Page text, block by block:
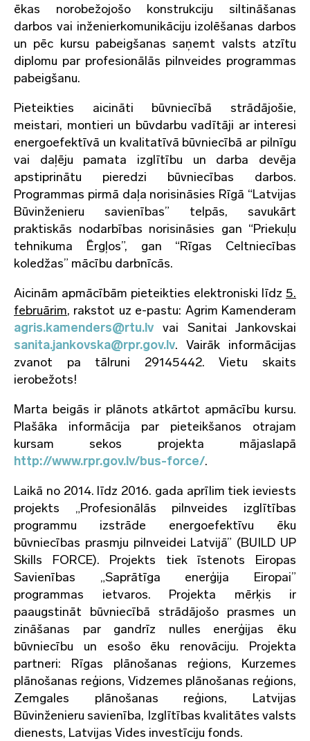
ēkas norobežojošo konstrukciju siltināšanas
darbos vai inženierkomunikāciju izolēšanas darbos
un pēc kursu pabeigšanas saņemt valsts atzītu
diplomu par profesionālās pilnveides programmas
pabeigšanu.
Pieteikties aicināti būvniecībā strādājošie,
meistari, montieri un būvdarbu vadītāji ar interesi
energoefektīvā un kvalitatīvā būvniecībā ar pilnīgu
vai daļēju pamata izglītību un darba devēja
apstiprinātu pieredzi būvniecības darbos.
Programmas pirmā daļa norisināsies Rīgā “Latvijas
Būvinženieru savienības” telpās, savukārt
praktiskās nodarbības norisināsies gan “Priekuļu
tehnikuma Ērgļos”, gan “Rīgas Celtniecības
koledžas” mācību darbnīcās.
Aicinām apmācībām pieteikties elektroniski līdz 5.
februārim, rakstot uz e-pastu: Agrim Kamenderam
agris.kamenders@rtu.lv vai Sanitai Jankovskai
sanita.jankovska@rpr.gov.lv. Vairāk informācijas
zvanot pa tālruni 29145442. Vietu skaits
ierobežots!
Marta beigās ir plānots atkārtot apmācību kursu.
Plašāka informācija par pieteikšanos otrajam
kursam sekos projekta mājaslapā
http://www.rpr.gov.lv/bus-force/.
Laikā no 2014. līdz 2016. gada aprīlim tiek ieviests
projekts „Profesionālās pilnveides izglītības
programmu izstrāde energoefektīvu ēku
būvniecības prasmju pilnveidei Latvijā” (BUILD UP
Skills FORCE). Projekts tiek īstenots Eiropas
Savienības „Saprātīga enerģija Eiropai”
programmas ietvaros. Projekta mērķis ir
paaugstināt būvniecībā strādājošo prasmes un
zināšanas par gandrīz nulles enerģijas ēku
būvniecību un esošo ēku renovāciju. Projekta
partneri: Rīgas plānošanas reģions, Kurzemes
plānošanas reģions, Vidzemes plānošanas reģions,
Zemgales plānošanas reģions, Latvijas
Būvinženieru savienība, Izglītības kvalitātes valsts
dienests, Latvijas Vides investīciju fonds.